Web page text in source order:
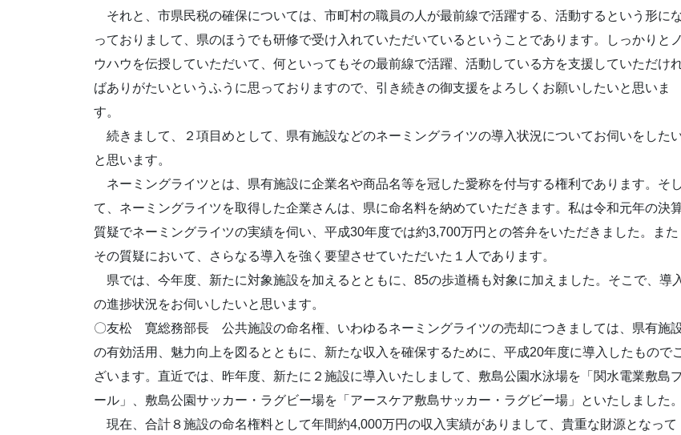
それと、市県民税の確保については、市町村の職員の人が最前線で活躍する、活動するという形に
っておりまして、県のほうでも研修で受け入れていただいているということであります。しっかりとノ
ウハウを伝授していただいて、何といってもその最前線で活躍、活動している方を支援していただけ
ばありがたいというふうに思っておりますので、引き続きの御支援をよろしくお願いしたいと思いま
す。
続きまして、２項目めとして、県有施設などのネーミングライツの導入状況についてお伺いをした
と思います。
ネーミングライツとは、県有施設に企業名や商品名等を冠した愛称を付与する権利であります。そし
て、ネーミングライツを取得した企業さんは、県に命名料を納めていただきます。私は令和元年の決
質疑でネーミングライツの実績を伺い、平成30年度では約3,700万円との答弁をいただきました。また
その質疑において、さらなる導入を強く要望させていただいた１人であります。
県では、今年度、新たに対象施設を加えるとともに、85の歩道橋も対象に加えました。そこで、導
の進捗状況をお伺いしたいと思います。
〇友松 寛総務部長 公共施設の命名権、いわゆるネーミングライツの売却につきましては、県有施
の有効活用、魅力向上を図るとともに、新たな収入を確保するために、平成20年度に導入したもので
ざいます。直近では、昨年度、新たに２施設に導入いたしまして、敷島公園水泳場を「関水電業敷島
ール」、敷島公園サッカー・ラグビー場を「アースケア敷島サッカー・ラグビー場」といたしました。
現在、合計８施設の命名権料として年間約4,000万円の収入実績がありまして、貴重な財源となって